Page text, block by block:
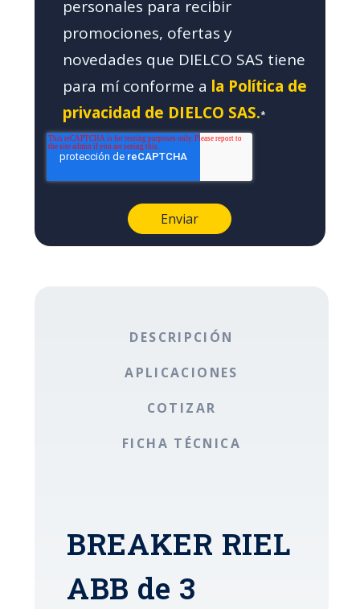
personales para recibir
promociones, ofertas y
novedades que DIELCO SAS tiene
para mí conforme a la Política de
privacidad de DIELCO SAS.*
DESCRIPCIÓN
APLICACIONES
COTIZAR
FICHA TÉCNICA
BREAKER RIEL
ABB de 3